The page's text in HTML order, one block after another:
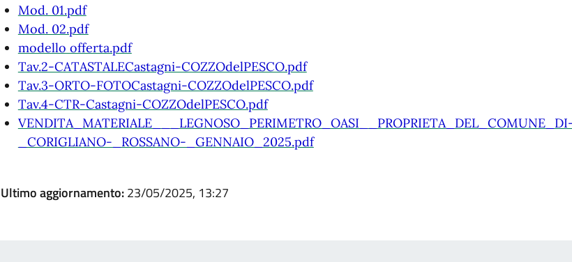
Mod. 01.pdf
Mod. 02.pdf
modello offerta.pdf
Tav.2-CATASTALECastagni-COZZOdelPESCO.pdf
Tav.3-ORTO-FOTOCastagni-COZZOdelPESCO.pdf
Tav.4-CTR-Castagni-COZZOdelPESCO.pdf
_CORIGLIANO-_ROSSANO-_GENNAIO_2025.pdf
Ultimo aggiornamento:23/05/2025, 13:27